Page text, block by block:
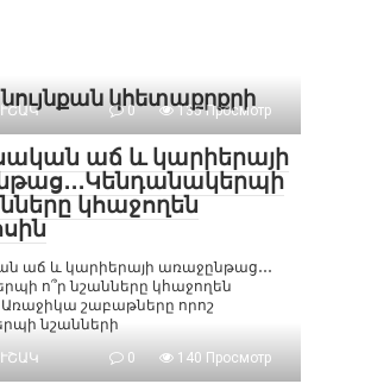
կհետաքրքրի
0 135 Просмотр
աճ և կարիերայի
կհաջողեն
աճ և կարիերայի առաջընթաց․․․
ո՞ր նշանները կհաջողեն
շաբաթները որոշ
նշանների
0 140 Просмотр